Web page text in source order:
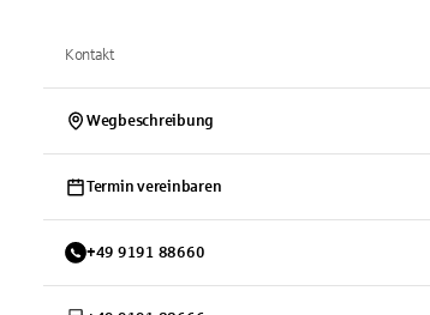
Kontakt
Wegbeschreibung
Termin vereinbaren
+49 9191 88660